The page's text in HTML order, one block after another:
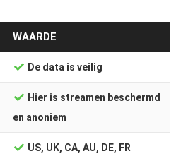
WAARDE
De data is veilig
Hier is streamen beschermd
en anoniem
US, UK, CA, AU, DE, FR